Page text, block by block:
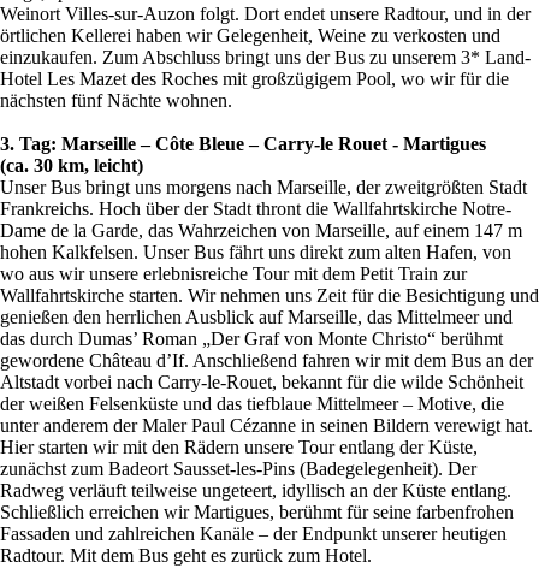
Weinort Villes-sur-Auzon folgt. Dort endet unsere Radtour, und in der
örtlichen Kellerei haben wir Gelegenheit, Weine zu verkosten und
einzukaufen. Zum Abschluss bringt uns der Bus zu unserem 3* Land-
Hotel Les Mazet des Roches mit großzügigem Pool, wo wir für die
nächsten fünf Nächte wohnen.
3. Tag: Marseille – Côte Bleue – Carry-le Rouet - Martigues
(ca. 30 km, leicht)
Unser Bus bringt uns morgens nach Marseille, der zweitgrößten Stadt
Frankreichs. Hoch über der Stadt thront die Wallfahrtskirche Notre-
Dame de la Garde, das Wahrzeichen von Marseille, auf einem 147 m
hohen Kalkfelsen. Unser Bus fährt uns direkt zum alten Hafen, von
wo aus wir unsere erlebnisreiche Tour mit dem Petit Train zur
Wallfahrtskirche starten. Wir nehmen uns Zeit für die Besichtigung und
genießen den herrlichen Ausblick auf Marseille, das Mittelmeer und
das durch Dumas’ Roman „Der Graf von Monte Christo“ berühmt
gewordene Château d’If. Anschließend fahren wir mit dem Bus an der
Altstadt vorbei nach Carry-le-Rouet, bekannt für die wilde Schönheit
der weißen Felsenküste und das tiefblaue Mittelmeer – Motive, die
unter anderem der Maler Paul Cézanne in seinen Bildern verewigt hat.
Hier starten wir mit den Rädern unsere Tour entlang der Küste,
zunächst zum Badeort Sausset-les-Pins (Badegelegenheit). Der
Radweg verläuft teilweise ungeteert, idyllisch an der Küste entlang.
Schließlich erreichen wir Martigues, berühmt für seine farbenfrohen
Fassaden und zahlreichen Kanäle – der Endpunkt unserer heutigen
Radtour. Mit dem Bus geht es zurück zum Hotel.